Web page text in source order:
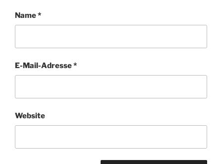
Name*
E-Mail-Adresse*
Website